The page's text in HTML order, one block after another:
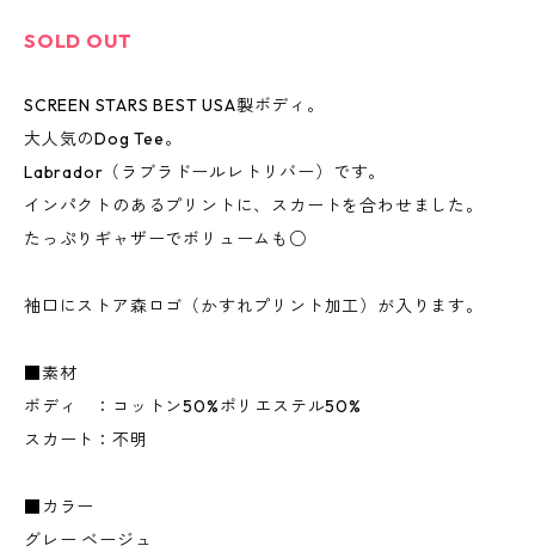
SOLD OUT
SCREEN STARS BEST USA製ボディ。
大人気のDog Tee。
Labrador（ラブラドールレトリバー）です。
インパクトのあるプリントに、スカートを合わせました。
たっぷりギャザーでボリュームも○
袖口にストア森ロゴ（かすれプリント加工）が入ります。
■素材
ボディ ：コットン50%ポリエステル50%
スカート：不明
■カラー
グレー ベージュ